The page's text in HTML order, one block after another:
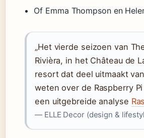
Of Emma Thompson en
„Het vierde seizoen van
Rivièra, in het Château de
resort dat deel uitmaakt
weten over de Raspberry
een uitgebreide analyse
— ELLE Decor (design &